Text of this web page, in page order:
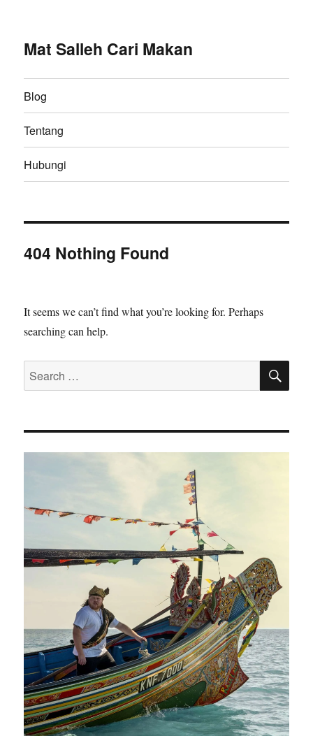
Mat Salleh Cari Makan
Blog
Tentang
Hubungi
404 Nothing Found
It seems we can’t find what you’re looking for. Perhaps
searching can help.
Search
for: